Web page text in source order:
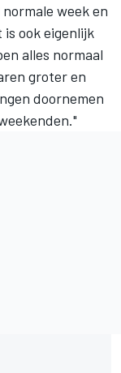
week en
ook eigenlijk
alles normaal
groter en
doornemen